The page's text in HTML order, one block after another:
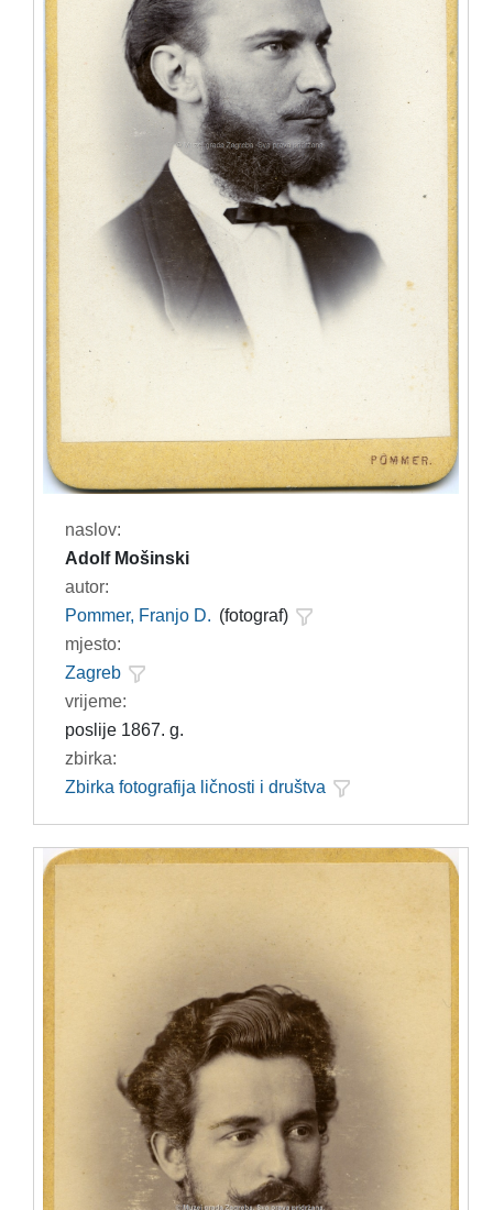
naslov:
Adolf Mošinski
autor:
Pommer, Franjo D. (fotograf)
mjesto:
Zagreb
vrijeme:
poslije 1867. g.
zbirka:
Zbirka fotografija ličnosti i društva